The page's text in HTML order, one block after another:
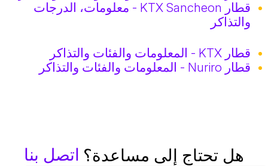
قطار KTX Sancheon - معلومات، الدرجات
والتذاكر
قطار KTX - المعلومات والفئات والتذاكر
قطار Nuriro - المعلومات والفئات والتذاكر
هل تحتاج إلى مساعدة؟ اتصل بنا